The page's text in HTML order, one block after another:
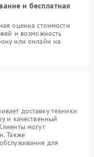
и бесплатная
оценка стоимости
и возможность
или онлайн на
доставку техники
и качественный
могут
Также
для